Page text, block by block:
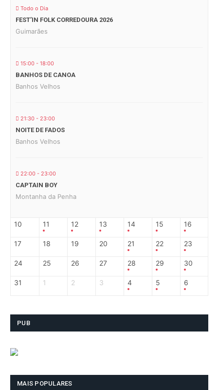
Todo o Dia
FEST’IN FOLK CORREDOURA 2026
Guimarães
15:00 - 18:00
BANHOS DE CANOA
Banhos Velhos
21:30 - 23:00
NOITE DE FADOS
Banhos Velhos
22:00 - 23:00
CAPTAIN BOY
Montanha da Penha
10 11 12 13 14 15 16
17 18 19 20 21 22 23
24 25 26 27 28 29 30
31 1 2 3 4 5 6
PUB
MAIS POPULARES